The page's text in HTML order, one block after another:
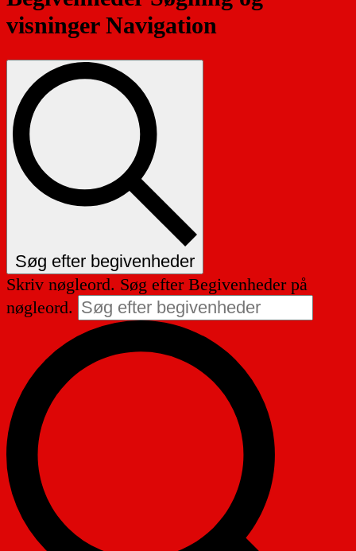
visninger Navigation
Søg efter begivenheder
Skriv nøgleord. Søg efter Begivenheder på
nøgleord.